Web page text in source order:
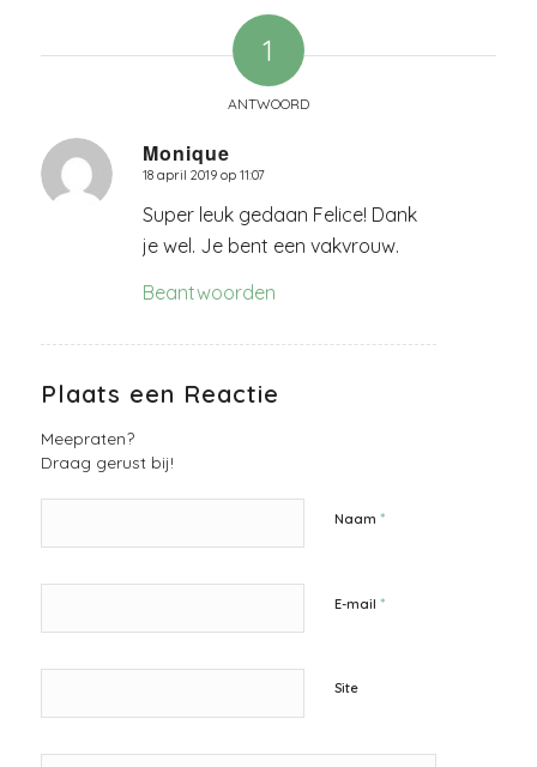
1
ANTWOORD
Monique
zegt:
18 april 2019 op 11:07
Super leuk gedaan Felice! Dank
je wel. Je bent een vakvrouw.
Beantwoorden
Plaats een Reactie
Meepraten?
Draag gerust bij!
Naam *
E-mail *
Site